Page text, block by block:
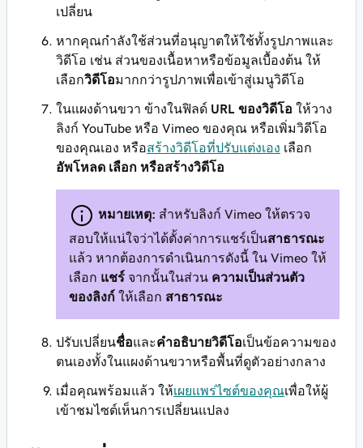
เปลี่ยน
หากคุณกำลังใช้ส่วนที่อนุญาตให้ใช้ทั้งรูปภาพและ
วิดีโอ เช่น ส่วนของเนื้อหาหรือข้อมูลเบื้องต้น ให้
เลือกวิดีโอมากกว่ารูปภาพเพื่อเข้าสู่เมนูวิดีโอ
ในแผงด้านขวา ข้างในฟิลด์ URL ของวิดีโอ ให้วาง
ลิงก์ YouTube หรือ Vimeo ของคุณ หรือเพิ่มวิดีโอ
ของคุณเอง หรือสร้างวิดีโอที่ปรับแต่งเอง เลือก
อัพโหลด เลือก หรือสร้างวิดีโอ
หมายเหตุ: สําหรับลิงก์ Vimeo ให้ตรวจ
สอบให้แน่ใจว่าได้ตั้งค่าการแชร์เป็นสาธารณะ
แล้ว หากต้องการดําเนินการดังนี้ ใน Vimeo ให้
เลือก แชร์ จากนั้นในส่วน ความเป็นส่วนตัว
ของลิงก์ ให้เลือก สาธารณะ
ปรับเปลี่ยนชื่อและคำอธิบายวิดีโอเป็นข้อความของ
ตนเองทั้งในแผงด้านขวาหรือพื้นที่ดูตัวอย่างกลาง
เมื่อคุณพร้อมแล้ว ให้เผยแพร่ไซต์ของคุณเพื่อให้ผู้
เข้าชมไซต์เห็นการเปลี่ยนแปลง